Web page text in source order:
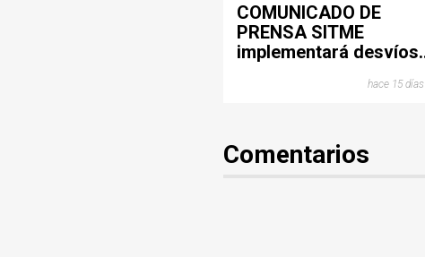
COMUNICADO DE
PRENSA SITME
implementará desvíos
domingo por jornada
hace 15 días
Comentarios